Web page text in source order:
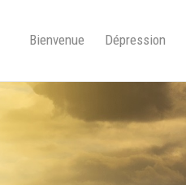
Bienvenue Dépression